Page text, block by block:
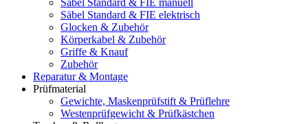
Säbel Standard & FIE manuell
Säbel Standard & FIE elektrisch
Glocken & Zubehör
Körperkabel & Zubehör
Griffe & Knauf
Zubehör
Reparatur & Montage
Prüfmaterial
Gewichte, Maskenprüfstift & Prüflehre
Westenprüfgewicht & Prüfkästchen